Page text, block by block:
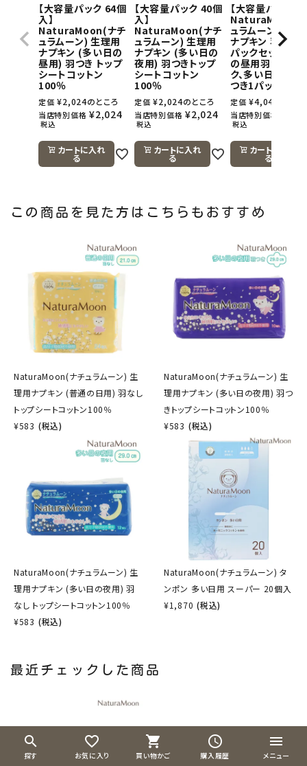
search
探す
favorite_border
お気に入り
shopping_cart
買い物かご
schedule
購入履歴
menu
メニュー
【大容量パック 64個
入】
NaturaMoon(ナチ
ュラムーン) 生理用
ナプキン (多い日の
昼用) 羽つき トップ
シートコットン
100％
定価 ¥2,024のところ
当店特別価格 ¥2,024
税込
カートに入れ
る
【大容量パック 40個
入】
NaturaMoon(ナチ
ュラムーン) 生理用
ナプキン (多い日の
夜用) 羽つきトップ
シートコットン
100％
定価 ¥2,024のところ
当店特別価格 ¥2,024
税込
カートに入れ
る
【大容量パック】
NaturaMoon(
ュラムーン) 生理
ナプキン 羽つき
パックセット(多
の昼用羽つき1パ
ク、多い日の夜
つき1パック)
定価 ¥4,048
当店特別価格
税込
カートに入れ
る
この商品を見た方はこちらもおすすめ
NaturaMoon(ナチュラムーン) 生
理用ナプキン (普通の日用) 羽なし
トップシートコットン100％
¥583 (税込)
NaturaMoon(ナチュラムーン) 生
理用ナプキン (多い日の夜用) 羽つ
きトップシートコットン100％
¥583 (税込)
NaturaMoon(ナチュラムーン) 生
理用ナプキン (多い日の夜用) 羽
なし トップシートコットン100％
¥583 (税込)
NaturaMoon(ナチュラムーン) タ
ンポン 多い日用 スーパー 20個入
¥1,870 (税込)
最近チェックした商品